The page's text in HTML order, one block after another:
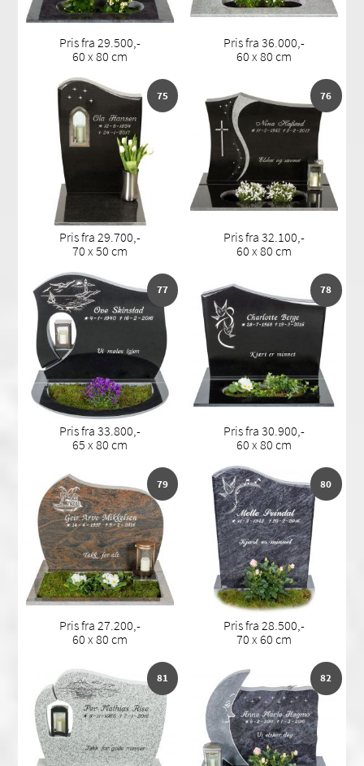
Pris fra 29.500,-
60 x 80 cm
Pris fra 36.000,-
60 x 80 cm
75
Pris fra 29.700,-
70 x 50 cm
76
Pris fra 32.100,-
60 x 80 cm
77
Pris fra 33.800,-
65 x 80 cm
78
Pris fra 30.900,-
60 x 80 cm
79
Pris fra 27.200,-
60 x 80 cm
80
Pris fra 28.500,-
70 x 60 cm
81 82